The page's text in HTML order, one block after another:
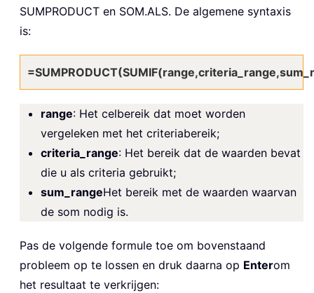
SUMPRODUCT en SOM.ALS. De algemene syntaxis
is:
range: Het celbereik dat moet worden
vergeleken met het criteriabereik;
criteria_range: Het bereik dat de waarden bevat
die u als criteria gebruikt;
sum_rangeHet bereik met de waarden waarvan
de som nodig is.
Pas de volgende formule toe om bovenstaand
probleem op te lossen en druk daarna op Enterom
het resultaat te verkrijgen: